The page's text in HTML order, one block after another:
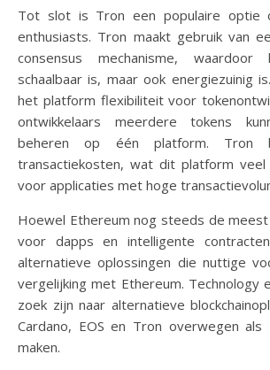
Tot slot is Tron een populaire optie
enthusiasts. Tron maakt gebruik van
consensus mechanisme,
schaalbaar is, maar ook energiezuinig
het platform flexibiliteit voor
ontwikkelaars meerdere tokens
beheren op één platform. Tron
transactiekosten, wat dit platform veel
voor applicaties met hoge
Hoewel Ethereum nog steeds de
voor dapps en intelligente
alternatieve oplossingen die nuttige
vergelijking met Ethereum. Technology
zoek zijn naar alternatieve
Cardano, EOS en Tron overwegen als
maken.